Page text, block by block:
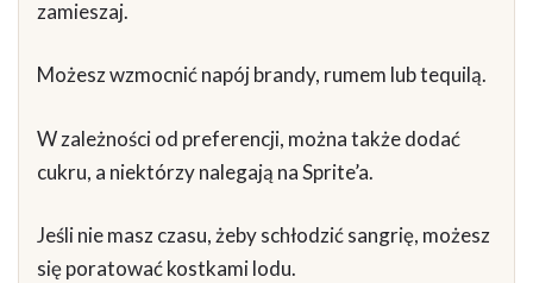
zamieszaj.
Możesz wzmocnić napój brandy, rumem lub tequilą.
W zależności od preferencji, można także dodać
cukru, a niektórzy nalegają na Sprite’a.
Jeśli nie masz czasu, żeby schłodzić sangrię, możesz
się poratować kostkami lodu.